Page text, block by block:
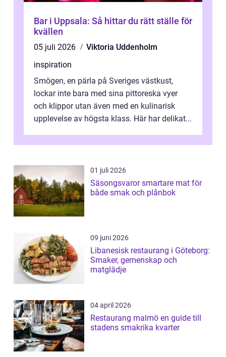
Bar i Uppsala: Så hittar du rätt ställe för
kvällen
05 juli 2026
Viktoria Uddenholm
inspiration
Smögen, en pärla på Sveriges västkust,
lockar inte bara med sina pittoreska vyer
och klippor utan även med en kulinarisk
upplevelse av högsta klass. Här har delikat...
01 juli 2026
Säsongsvaror smartare mat för
både smak och plånbok
09 juni 2026
Libanesisk restaurang i Göteborg:
Smaker, gemenskap och
matglädje
04 april 2026
Restaurang malmö en guide till
stadens smakrika kvarter